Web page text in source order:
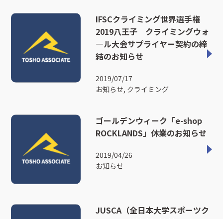
IFSCクライミング世界選手権
2019八王子 クライミングウォ
―ル大会サプライヤー契約の締
結のお知らせ
2019/07/17
お知らせ, クライミング
ゴールデンウィーク「e-shop
ROCKLANDS」休業のお知らせ
2019/04/26
お知らせ
JUSCA（全日本大学スポーツク